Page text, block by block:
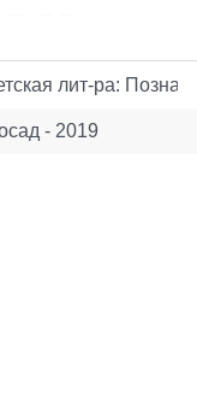
лит-ра:
- 2019